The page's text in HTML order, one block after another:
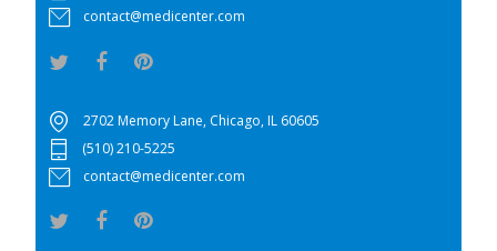
2702 Memory Lane, Chicago, IL 60605